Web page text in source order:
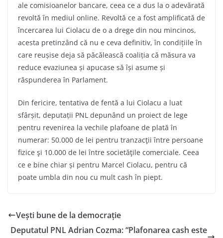
ale comisioanelor bancare, ceea ce a dus la o adevărată
revoltă în mediul online. Revoltă ce a fost amplificată de
încercarea lui Ciolacu de o a drege din nou mincinos,
acesta pretinzând că nu e ceva definitiv, în condițiile în
care reușise deja să păcălească coaliția că măsura va
reduce evaziunea și apucase să își asume și
răspunderea în Parlament.
Din fericire, tentativa de fentă a lui Ciolacu a luat
sfârșit, deputații PNL depunând un proiect de lege
pentru revenirea la vechile plafoane de plată în
numerar: 50.000 de lei pentru tranzacţii între persoane
fizice şi 10.000 de lei între societăţile comerciale. Ceea
ce e bine chiar și pentru Marcel Ciolacu, pentru că
poate umbla din nou cu mult cash în piept.
Vești bune de la democrație
Deputatul PNL Adrian Cozma: “Plafonarea cash este